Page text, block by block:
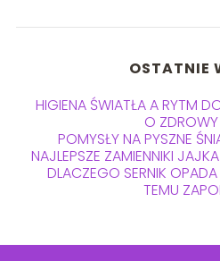
OSTATNIE
HIGIENA ŚWIATŁA A RYTM
O ZDROWY
POMYSŁY NA PYSZNE
NAJLEPSZE ZAMIENNIKI
DLACZEGO SERNIK
TEMU